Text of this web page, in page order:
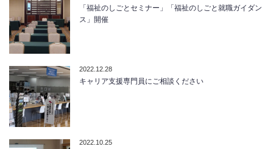
「福祉のしごとセミナー」「福祉のしごと就職ガイダン
ス」開催
2022.12.28
キャリア支援専門員にご相談ください
2022.10.25